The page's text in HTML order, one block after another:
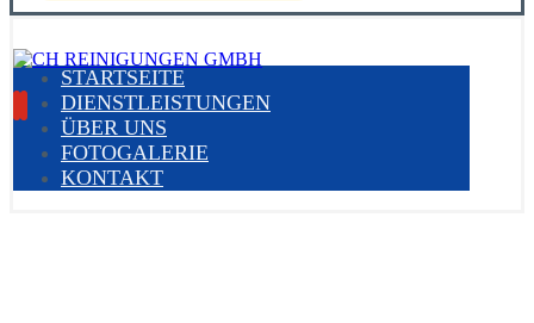
STARTSEITE
DIENSTLEISTUNGEN
ÜBER UNS
FOTOGALERIE
KONTAKT